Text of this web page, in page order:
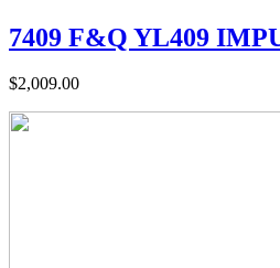
7409 F&Q YL409
$2,009.00